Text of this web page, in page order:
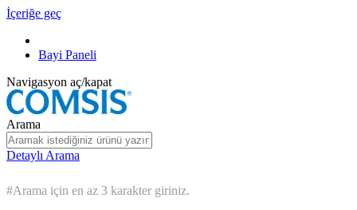
İçeriğe geç
Bayi Paneli
Navigasyon aç/kapat
Arama
Detaylı Arama
#Arama için en az 3 karakter giriniz.